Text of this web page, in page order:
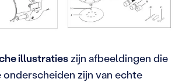
illustratieszijn afbeeldingen die
zijn van echte